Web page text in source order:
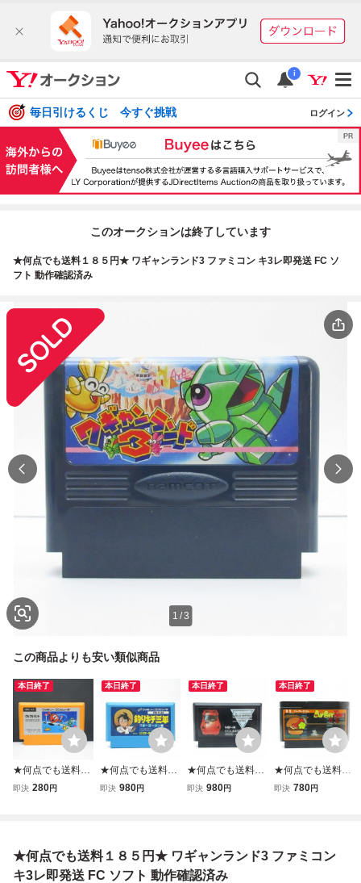
i
毎日引けるくじ 今すぐ挑戦 ログイン
このオークションは終了しています
★何点でも送料１８５円★ ワギャンランド3 ファミコン キ3レ即発送 FC ソ
フト 動作確認済み
1 /3
この商品よりも安い類似商品
本日終了
★何点でも送料１
８５円★ クルクル
即決 280円
本日終了
★何点でも送料１
８５円★ 釣りキチ
み
即決 980円
本日終了
★何点でも送料１
８５円★ ハイウェ
即決 980円
本日終了
★何点でも送料１
８５円★ 11 バー
即決 780円
★何点でも送料１８５円★ ワギャンランド3 ファミコン
キ3レ即発送 FC ソフト 動作確認済み